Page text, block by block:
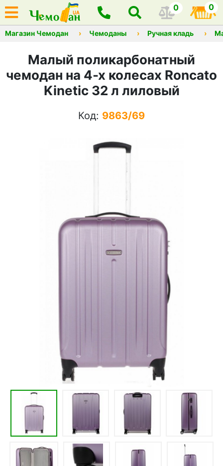
0 0
Магазин Чемодан Чемоданы Ручная кладь
Малый поликарбонатный
чемодан на 4-х колесах Roncato
Kinetic 32 л лиловый
Код: 9863/69